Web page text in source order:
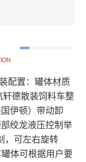
装配置：罐体材质
轩德散装饲料车整
伊顿）带动卸
绞龙液压控制举
，可左右旋转
罐体可根据用户要